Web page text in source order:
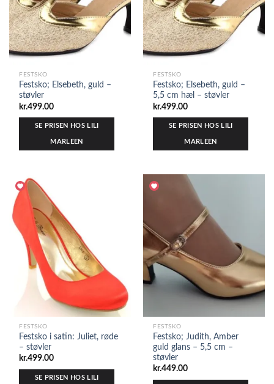
FESTSKO
Festsko; Elsebeth, guld –
støvler
kr.499.00
SE PRISEN HOS LILI
MARLEEN
FESTSKO
Festsko; Elsebeth, guld –
5,5 cm hæl – støvler
kr.499.00
SE PRISEN HOS LILI
MARLEEN
FESTSKO
Festsko i satin: Juliet, røde
– støvler
kr.499.00
SE PRISEN HOS LILI
FESTSKO
Festsko; Judith, Amber
guld glans – 5,5 cm –
støvler
kr.449.00